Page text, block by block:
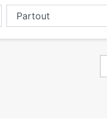
Chercher dans...